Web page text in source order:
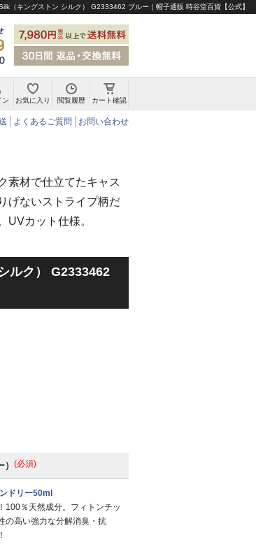
（キングストン シルク） G2333462 ブルー｜帽子通販 時谷堂百貨【公式】
ン お気に入り 閲覧履歴 カート確認
よくあるご質問 お問い合わせ
素材で仕立てたキャス
げないストライプ柄だ
UVカット仕様。
ルク） G2333462
(必須)
ドリー50ml
100％天然成分。フィトンチッ
の高い強力な分解消臭・抗